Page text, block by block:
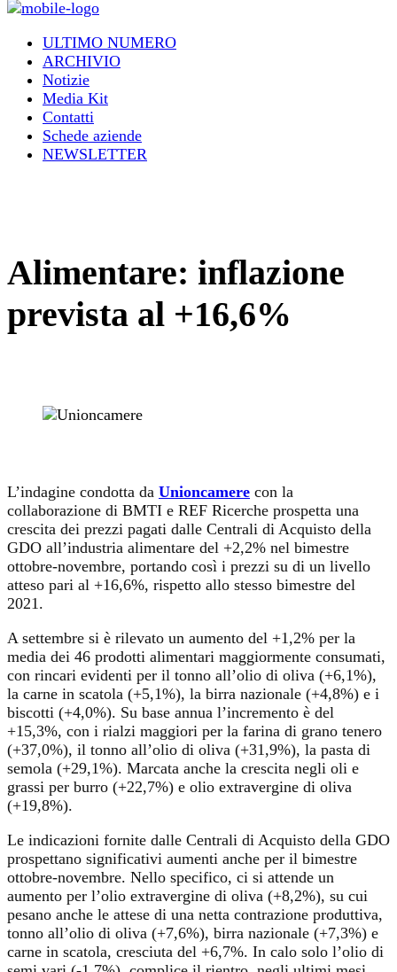
ULTIMO NUMERO
ARCHIVIO
Notizie
Media Kit
Contatti
Schede aziende
NEWSLETTER
Alimentare: inflazione
prevista al +16,6%
L’indagine condotta da Unioncamere con la
collaborazione di BMTI e REF Ricerche prospetta una
crescita dei prezzi pagati dalle Centrali di Acquisto della
GDO all’industria alimentare del +2,2% nel bimestre
ottobre-novembre, portando così i prezzi su di un livello
atteso pari al +16,6%, rispetto allo stesso bimestre del
2021.
A settembre si è rilevato un aumento del +1,2% per la
media dei 46 prodotti alimentari maggiormente consumati,
con rincari evidenti per il tonno all’olio di oliva (+6,1%),
la carne in scatola (+5,1%), la birra nazionale (+4,8%) e i
biscotti (+4,0%). Su base annua l’incremento è del
+15,3%, con i rialzi maggiori per la farina di grano tenero
(+37,0%), il tonno all’olio di oliva (+31,9%), la pasta di
semola (+29,1%). Marcata anche la crescita negli oli e
grassi per burro (+22,7%) e olio extravergine di oliva
(+19,8%).
Le indicazioni fornite dalle Centrali di Acquisto della GDO
prospettano significativi aumenti anche per il bimestre
ottobre-novembre. Nello specifico, ci si attende un
aumento per l’olio extravergine di oliva (+8,2%), su cui
pesano anche le attese di una netta contrazione produttiva,
tonno all’olio di oliva (+7,6%), birra nazionale (+7,3%) e
carne in scatola, cresciuta del +6,7%. In calo solo l’olio di